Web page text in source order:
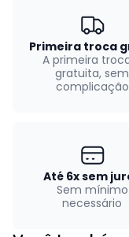
Primeira troca
A primeira
gratuita, sem
complicação
Até 6x sem
Sem mínimo
necessário